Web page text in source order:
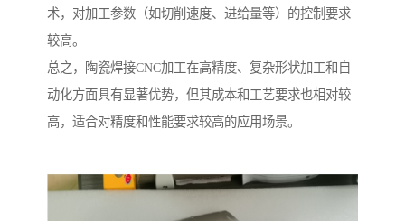
术，对加工参数（如切削速度、进给量等）的控制要求
较高。
总之，陶瓷焊接CNC加工在高精度、复杂形状加工和自
动化方面具有显著优势，但其成本和工艺要求也相对较
高，适合对精度和性能要求较高的应用场景。